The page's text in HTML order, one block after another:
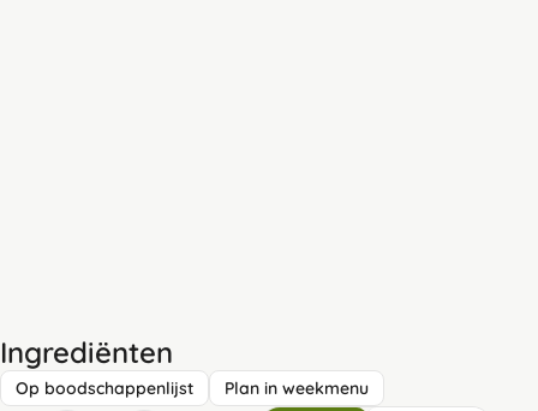
Ingrediënten
Op boodschappenlijst Plan in weekmenu